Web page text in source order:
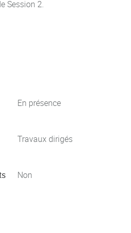
Session 2.
En présence
Travaux dirigés
Non